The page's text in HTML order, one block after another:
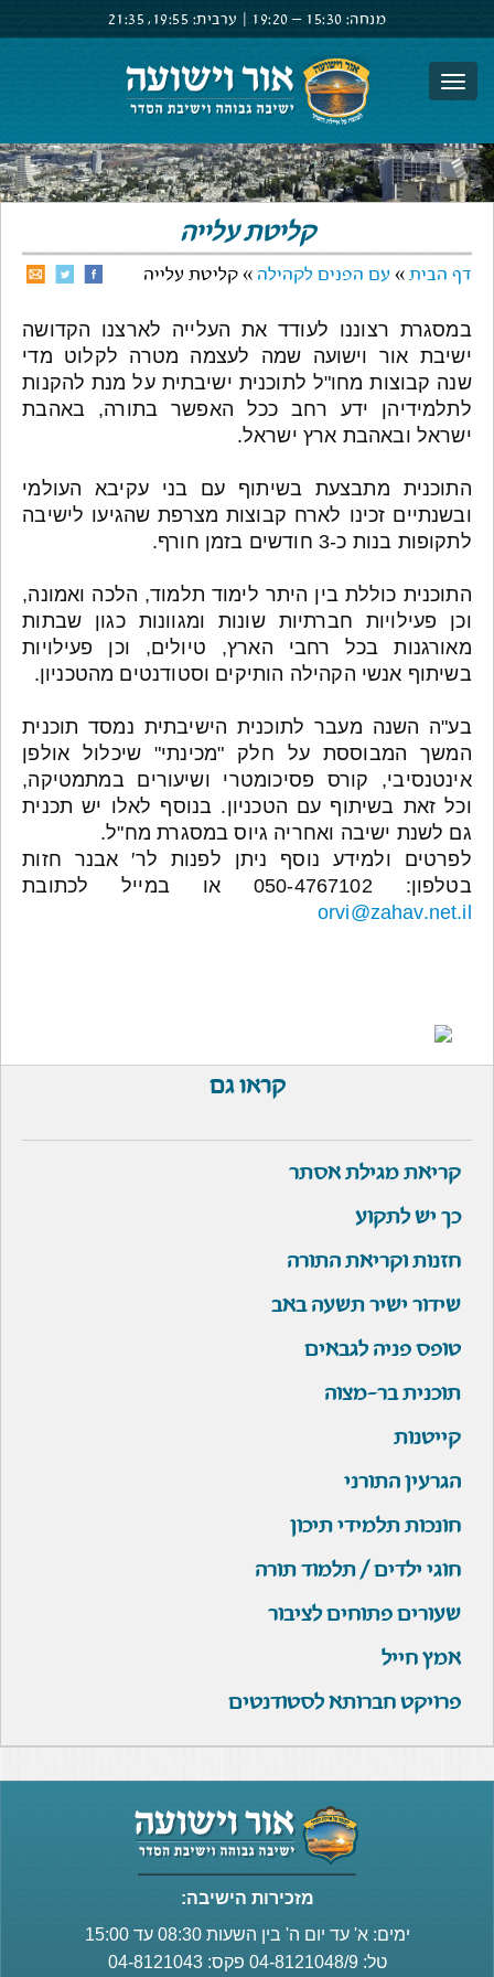
מנחה: 15:30 –
19:20 ערבית: 19:55,
21:35
קליטת עלייה
דף הבית » עם הפנים לקהילה » קליטת עלייה
במסגרת רצוננו לעודד את העלייה לארצנו הקדושה
ישיבת אור וישועה שמה לעצמה מטרה לקלוט מדי
שנה קבוצות מחו"ל לתוכנית ישיבתית על מנת להקנות
לתלמידיהן ידע רחב ככל האפשר בתורה, באהבת
ישראל ובאהבת ארץ ישראל.
התוכנית מתבצעת בשיתוף עם בני עקיבא העולמי
ובשנתיים זכינו לארח קבוצות מצרפת שהגיעו לישיבה
לתקופות בנות כ-3 חודשים בזמן חורף.
התוכנית כוללת בין היתר לימוד תלמוד, הלכה ואמונה,
וכן פעילויות חברתיות שונות ומגוונות כגון שבתות
מאורגנות בכל רחבי הארץ, טיולים, וכן פעילויות
בשיתוף אנשי הקהילה הותיקים וסטודנטים מהטכניון.
בע"ה השנה מעבר לתוכנית הישיבתית נמסד תוכנית
המשך המבוססת על חלק "מכינתי" שיכלול אולפן
אינטנסיבי, קורס פסיכומטרי ושיעורים במתמטיקה,
וכל זאת בשיתוף עם הטכניון. בנוסף לאלו יש תכנית
גם לשנת ישיבה ואחריה גיוס במסגרת מח"ל.
לפרטים ולמידע נוסף ניתן לפנות לר′ אבנר חזות
בטלפון: 050-4767102 או במייל לכתובת
orvi@zahav.net.il
קראו גם
קריאת מגילת אסתר
כך יש לתקוע
חזנות וקריאת התורה
שידור ישיר תשעה באב
טופס פניה לגבאים
תוכנית בר-מצוה
קייטנות
הגרעין התורני
חונכות תלמידי תיכון
חוגי ילדים / תלמוד תורה
שעורים פתוחים לציבור
אמץ חייל
פרויקט חברותא לסטודנטים
מזכירות הישיבה:
ימים: א' עד יום ה' בין השעות 08:30 עד 15:00
טל: 04-8121048/9 פקס: 04-8121043